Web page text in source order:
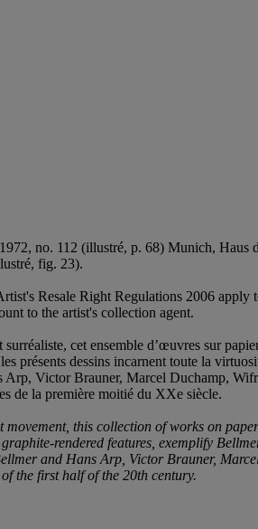
no. 112 (illustré, p. 68) Munich,
fig. 23).
Resale Right Regulations 2006 apply
to the artist's collection agent.
cet ensemble d’œuvres sur
présents dessins incarnent toute la
Victor Brauner, Marcel Duchamp,
de la première moitié du XXe siècle.
this collection of works on
rendered features, exemplify
and Hans Arp, Victor Brauner,
the first half of the 20th century.